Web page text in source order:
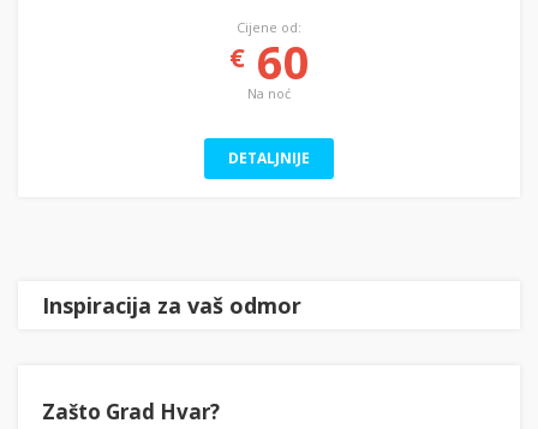
Cijene od:
€60
Na noć
DETALJNIJE
Inspiracija za vaš odmor
Zašto Grad Hvar?